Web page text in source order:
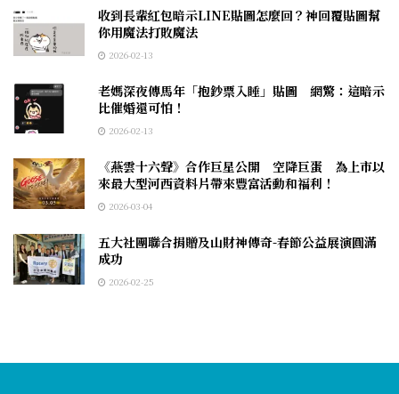
收到長輩紅包暗示LINE貼圖怎麼回？神回覆貼圖幫
你用魔法打敗魔法
2026-02-13
老媽深夜傳馬年「抱鈔票入睡」貼圖 網驚：這暗示
比催婚還可怕！
2026-02-13
《燕雲十六聲》合作巨星公開 空降巨蛋 為上市以
來最大型河西資料片帶來豐富活動和福利！
2026-03-04
五大社團聯合捐贈及山財神傳奇-春節公益展演圓滿
成功
2026-02-25